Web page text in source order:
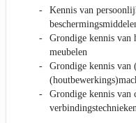
Kennis van
Grondige kennis van
meubelen
Grondige kennis van
Grondige kennis van